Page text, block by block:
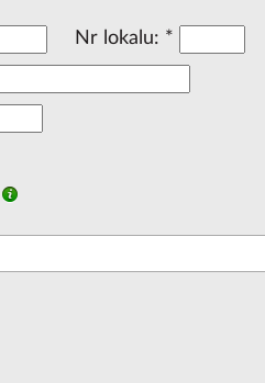
Nr lokalu: *